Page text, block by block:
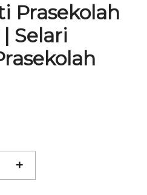
Prasekolah
Selari
+